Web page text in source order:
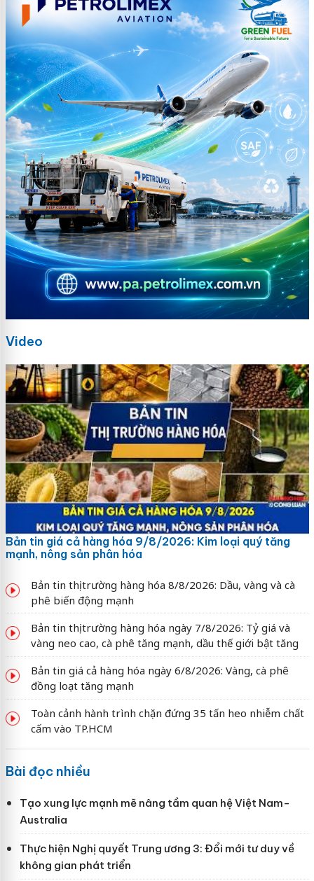
Video
Bản tin giá cả hàng hóa 9/8/2026: Kim loại quý tăng
mạnh, nông sản phân hóa
Bản tin thị trường hàng hóa 8/8/2026: Dầu, vàng và cà
phê biến động mạnh
Bản tin thị trường hàng hóa ngày 7/8/2026: Tỷ giá và
vàng neo cao, cà phê tăng mạnh, dầu thế giới bật tăng
Bản tin giá cả hàng hóa ngày 6/8/2026: Vàng, cà phê
đồng loạt tăng mạnh
Toàn cảnh hành trình chặn đứng 35 tấn heo nhiễm chất
cấm vào TP.HCM
Bài đọc nhiều
Tạo xung lực mạnh mẽ nâng tầm quan hệ Việt Nam-
Australia
Thực hiện Nghị quyết Trung ương 3: Đổi mới tư duy về
không gian phát triển